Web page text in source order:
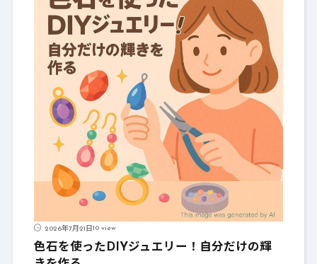
2026年7月21日10 view
色石を使ったDIYジュエリー！自分だけの輝